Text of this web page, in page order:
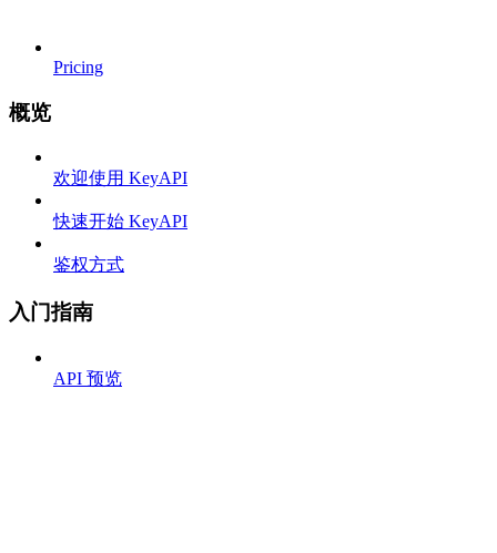
Pricing
概览
欢迎使用 KeyAPI
快速开始 KeyAPI
鉴权方式
入门指南
API 预览